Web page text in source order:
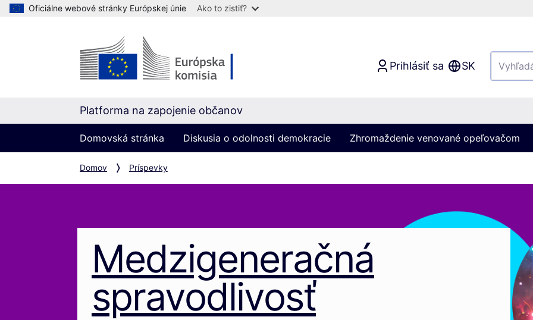
Oficiálne webové stránky Európskej únie Ako to zistiť?
Prihlásiť sa SK
Platforma na zapojenie občanov
Domovská stránka Diskusia o odolnosti demokracie Zhromaždenie venované opeľovačom
Domov Príspevky
Medzigeneračná
spravodlivosť